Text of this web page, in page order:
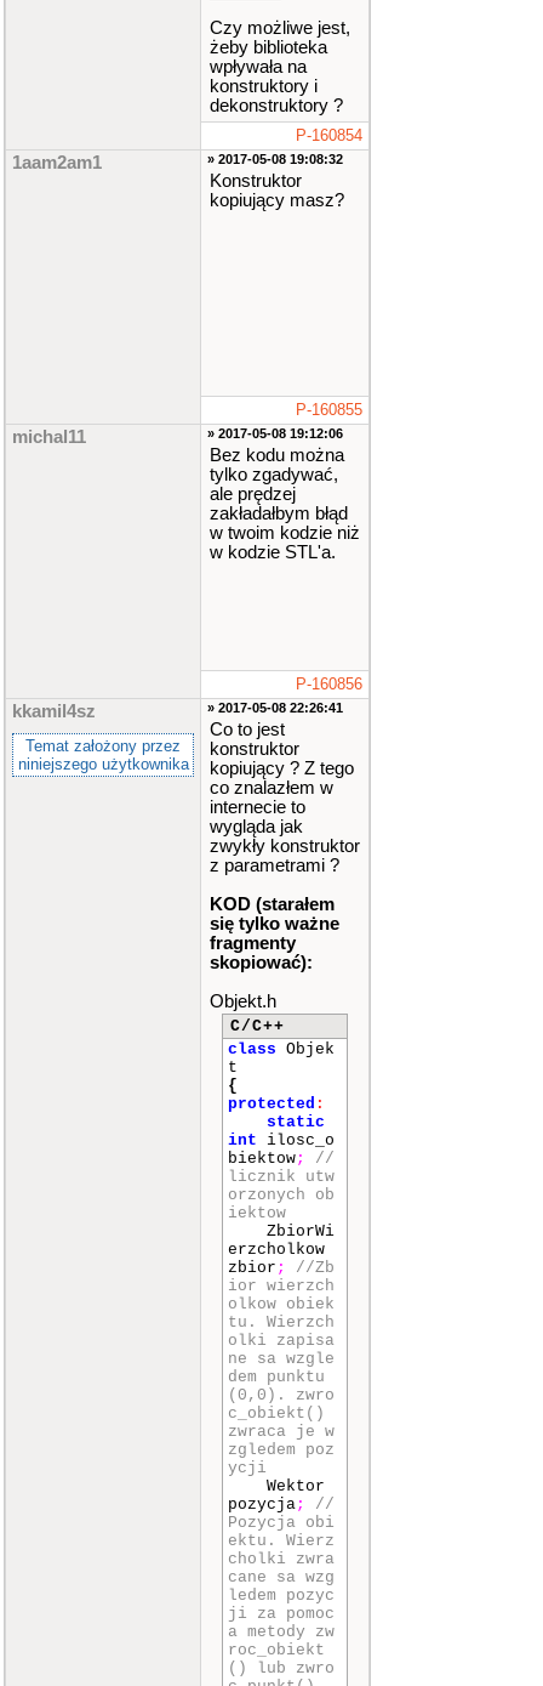
Czy możliwe jest,
żeby biblioteka
wpływała na
konstruktory i
dekonstruktory ?
P-160854
1aam2am1 » 2017-05-08 19:08:32
Konstruktor
kopiujący masz?
P-160855
michal11 » 2017-05-08 19:12:06
Bez kodu można
tylko zgadywać,
ale prędzej
zakładałbym błąd
w twoim kodzie niż
w kodzie STL'a.
P-160856
kkamil4sz
Temat założony przez
niniejszego użytkownika
» 2017-05-08 22:26:41
Co to jest
konstruktor
kopiujący ? Z tego
co znalazłem w
internecie to
wygląda jak
zwykły konstruktor
z parametrami ?
KOD (starałem
się tylko ważne
fragmenty
skopiować):
Objekt.h
C/C++
class Objek
t
{
protected :
static
int ilosc_o
biektow;
//
licznik utw
orzonych ob
iektow
ZbiorWi
erzcholkow
zbior ;
//Zb
ior wierzch
olkow obiek
tu. Wierzch
olki zapisa
ne sa wzgle
dem punktu
(0,0). zwro
c_obiekt()
zwraca je w
zgledem poz
ycji
Wektor
pozycja;
//
Pozycja obi
ektu. Wierz
cholki zwra
cane sa wzg
ledem pozyc
ji za pomoc
a metody zw
roc_obiekt
() lub zwro